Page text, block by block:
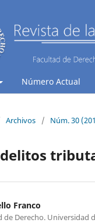
Número Actual
Archivos / Núm. 30
Franco
de Derecho. Universidad